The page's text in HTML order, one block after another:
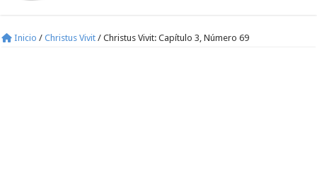
Inicio / Christus Vivit / Christus Vivit: Capítulo 3, Número 69